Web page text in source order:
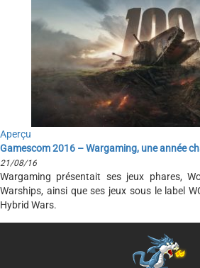
Aperçu
Gamescom 2016 – Wargaming, une année
21/08/16
Wargaming présentait ses jeux phares,
Warships, ainsi que ses jeux sous le label
Hybrid Wars.